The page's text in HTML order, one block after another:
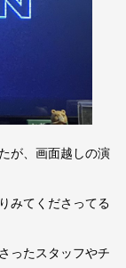
が、画面越しの演
みてくださってる
ったスタッフやチ